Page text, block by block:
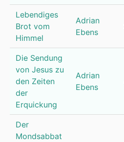
Lebendiges
Brot vom
Himmel
Adrian
Ebens
Die Sendung
von Jesus zu
den Zeiten
der
Erquickung
Adrian
Ebens
Der
Mondsabbat